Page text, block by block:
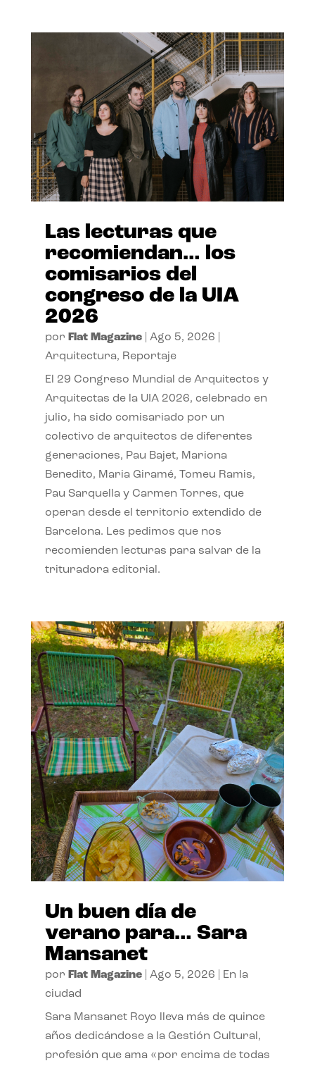
Las lecturas que
recomiendan… los
comisarios del
congreso de la UIA
2026
por Flat Magazine| Ago 5, 2026
Arquitectura, Reportaje
El 29 Congreso Mundial de Arquitectos y
Arquitectas de la UIA 2026, celebrado en
julio, ha sido comisariado por un
colectivo de arquitectos de diferentes
generaciones, Pau Bajet, Mariona
Benedito, Maria Giramé, Tomeu Ramis,
Pau Sarquella y Carmen Torres, que
operan desde el territorio extendido de
Barcelona. Les pedimos que nos
recomienden lecturas para salvar de la
trituradora editorial.
Un buen día de
verano para… Sara
Mansanet
por Flat Magazine| Ago 5, 2026
En la
ciudad
Sara Mansanet Royo lleva más de quince
años dedicándose a la Gestión Cultural,
profesión que ama «por encima de todas